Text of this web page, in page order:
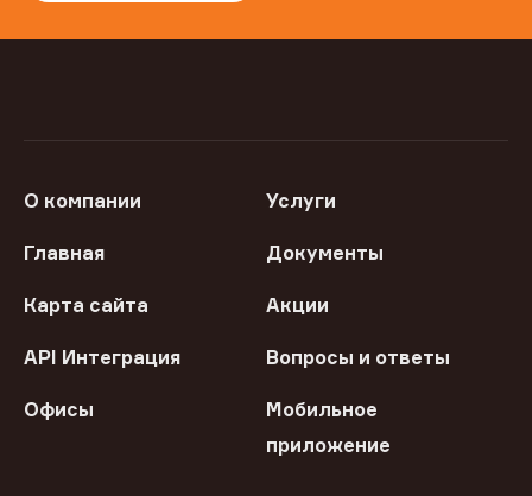
О компании Услуги
Главная Документы
Карта сайта Акции
API Интеграция Вопросы и ответы
Офисы
Мобильное
приложение